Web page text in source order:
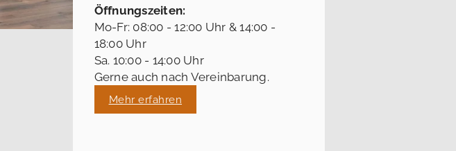
Öffnungszeiten:
Mo-Fr: 08:00 - 12:00 Uhr & 14:00 -
18:00 Uhr
Sa. 10:00 - 14:00 Uhr
Gerne auch nach Vereinbarung.
Mehr erfahren